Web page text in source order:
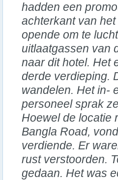
hadden een
achterkant van
opende om te
uitlaatgassen van
naar dit hotel. Het
derde verdieping.
wandelen. Het in-
personeel sprak
Hoewel de locatie
Bangla Road,
verdiende. Er
rust verstoorden.
gedaan. Het was